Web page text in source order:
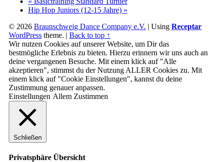
Hip Hop Juniors (12-15 Jahre) »
© 2026 Braunschweig Dance Company e.V. | Using Receptar
WordPress theme. | Back to top ↑
Wir nutzen Cookies auf unserer Website, um Dir das
bestmögliche Erlebnis zu bieten. Hierzu erinnern wir uns auch an
deine vergangenen Besuche. Mit einem klick auf "Alle
akzeptieren", stimmst du der Nutzung ALLER Cookies zu. Mit
einem klick auf "Cookie Einstellungen", kannst du deine
Zustimmung genauer anpassen.
Einstellungen Allem Zustimmen
Schließen
Privatsphäre Übersicht